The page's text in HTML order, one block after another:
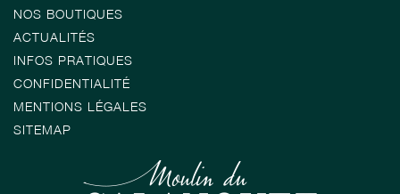
NOS BOUTIQUES
ACTUALITÉS
INFOS PRATIQUES
CONFIDENTIALITÉ
MENTIONS LÉGALES
SITEMAP